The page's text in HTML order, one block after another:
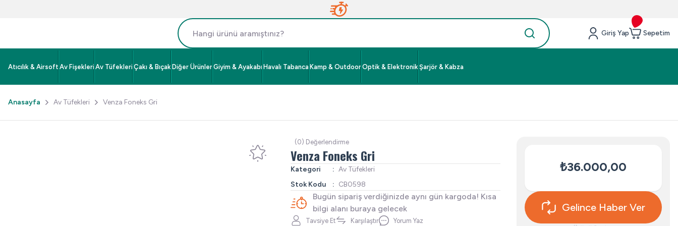
Giriş Yap Sepetim
Atıcılık & Airsoft Av Fişekleri Av Tüfekleri Çakı & Bıçak Diğer Ürünler Giyim & Ayakabı Havalı Tabanca Kamp & Outdoor Optik & Elektronik Şarjör & Kabza
Anasayfa Av Tüfekleri Venza Foneks Gri
(0) Değerlendirme
Venza Foneks Gri
Kategori
Av Tüfekleri
Stok Kodu
CB0598
Bugün sipariş verdiğinizde aynı gün kargoda! Kısa
bilgi alanı buraya gelecek
Tavsiye Et Karşılaştır Yorum Yaz
₺36.000,00
Gelince Haber Ver